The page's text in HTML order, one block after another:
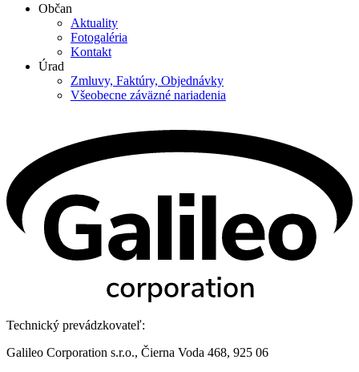
Občan
Aktuality
Fotogaléria
Kontakt
Úrad
Zmluvy, Faktúry, Objednávky
Všeobecne záväzné nariadenia
Technický prevádzkovateľ:
Galileo Corporation s.r.o., Čierna Voda 468, 925 06